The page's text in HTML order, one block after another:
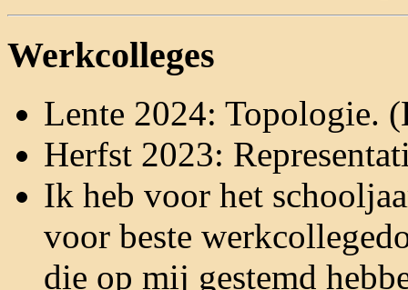
Werkcolleges
Lente 2024: Topologie.
Herfst 2023:
Ik heb voor het
voor beste
die op mij gestemd